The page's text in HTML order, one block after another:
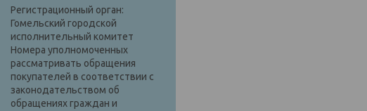
Регистрационный орган:
Гомельский городской
исполнительный комитет
Номера уполномоченных
рассматривать обращения
покупателей в соответствии с
законодательством об
обращениях граждан и